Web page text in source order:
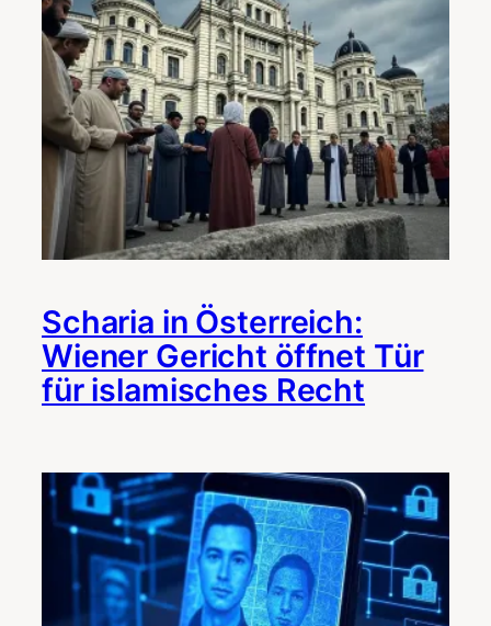
Scharia in Österreich:
Wiener Gericht öffnet Tür
für islamisches Recht